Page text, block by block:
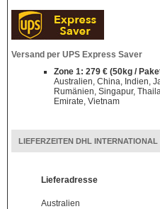
Versand per UPS Express Saver
Zone 1: 279 € (50kg /
Australien, China, Indien,
Rumänien, Singapur,
Emirate, Vietnam
LIEFERZEITEN DHL INTERNATIONAL
Lieferadresse
Australien